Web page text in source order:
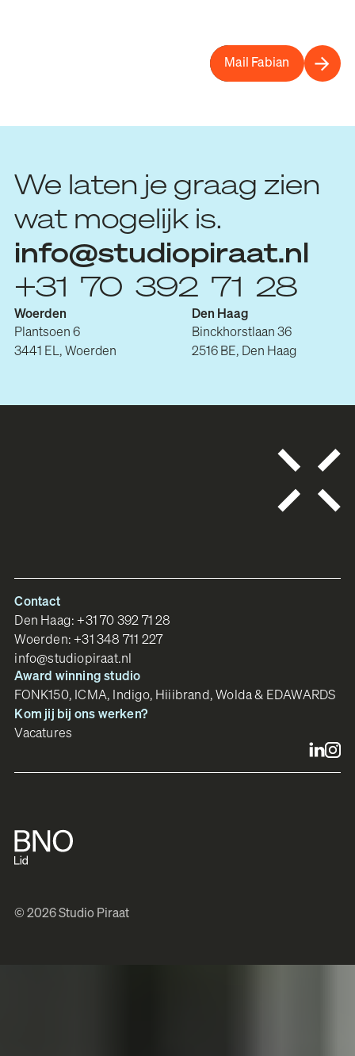
Mail Fabian
We laten je graag zien
wat mogelijk is.
info@studiopiraat.nl
+31 70 392 71 28
Woerden
Plantsoen 6
3441 EL, Woerden
Den Haag
Binckhorstlaan 36
2516 BE, Den Haag
Contact
Den Haag:+31 70 392 71 28
Woerden:+31 348 711 227
info@studiopiraat.nl
Award winning studio
FONK150, ICMA, Indigo, Hiiibrand, Wolda & EDAWARDS
Kom jij bij ons werken?
Vacatures
© 2026 Studio Piraat